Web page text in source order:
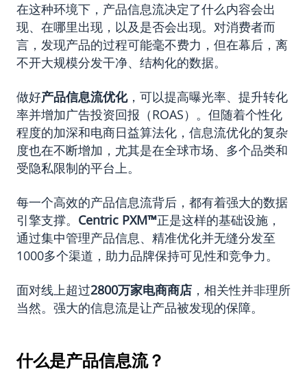
在这种环境下，产品信息流决定了什么内容会出
现、在哪里出现，以及是否会出现。对消费者而
言，发现产品的过程可能毫不费力，但在幕后，离
不开大规模分发干净、结构化的数据。
做好产品信息流优化，可以提高曝光率、提升转化
率并增加广告投资回报（ROAS）。但随着个性化
程度的加深和电商日益算法化，信息流优化的复杂
度也在不断增加，尤其是在全球市场、多个品类和
受隐私限制的平台上。
每一个高效的产品信息流背后，都有着强大的数据
引擎支撑。 Centric PXM™正是这样的基础设施，
通过集中管理产品信息、精准优化并无缝分发至
1000多个渠道，助力品牌保持可见性和竞争力。
面对线上超过2800万家电商商店 ，相关性并非理所
当然。强大的信息流是让产品被发现的保障。
什么是产品信息流？